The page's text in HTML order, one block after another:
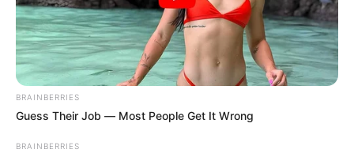
MANTÉNGASE EN ALERTA
Tenemos todas las noticias que le
favor, active las notificaciones de Alerta.
BRAINBERRIES
Guess Their Job — Most People Get It Wrong
BRAINBERRIES